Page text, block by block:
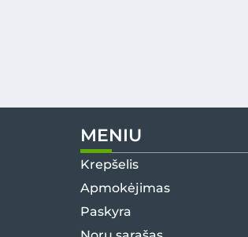
MENIU
Krepšelis
Apmokėjimas
Paskyra